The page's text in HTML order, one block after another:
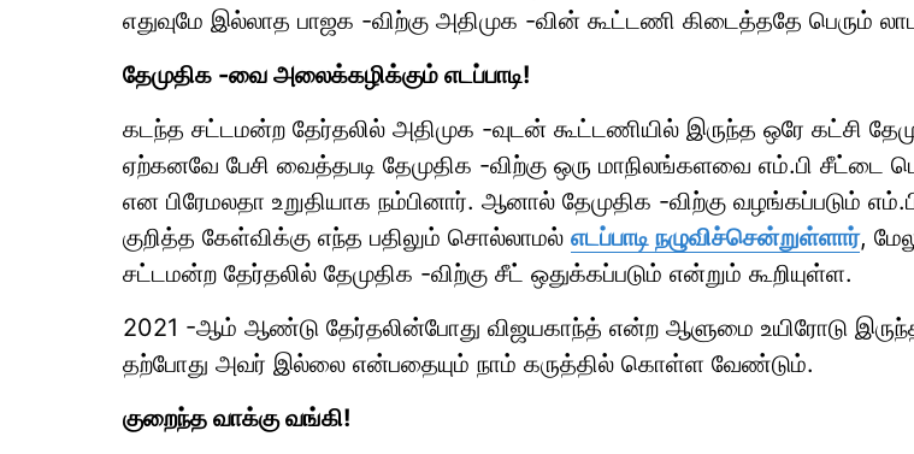
எதுவுமே இல்லாத பாஜக -விற்கு அதிமுக -வின் கூட்டணி கிடைத்ததே பெரும்
தேமுதிக -வை அலைக்கழிக்கும் எடப்பாடி!
கடந்த சட்டமன்ற தேர்தலில் அதிமுக -வுடன் கூட்டணியில் இருந்த ஒரே கட்சி
ஏற்கனவே பேசி வைத்தபடி தேமுதிக -விற்கு ஒரு மாநிலங்களவை எம்.பி சீட்டை
என பிரேமலதா உறுதியாக நம்பினார். ஆனால் தேமுதிக -விற்கு வழங்கப்படும்
குறித்த கேள்விக்கு எந்த பதிலும் சொல்லாமல் எடப்பாடி நழுவிச்சென்றுள்ளார்,
சட்டமன்ற தேர்தலில் தேமுதிக -விற்கு சீட் ஒதுக்கப்படும் என்றும் கூறியுள்ள.
2021 -ஆம் ஆண்டு தேர்தலின்போது விஜயகாந்த் என்ற ஆளுமை உயிரோடு
தற்போது அவர் இல்லை என்பதையும் நாம் கருத்தில் கொள்ள வேண்டும்.
குறைந்த வாக்கு வங்கி!